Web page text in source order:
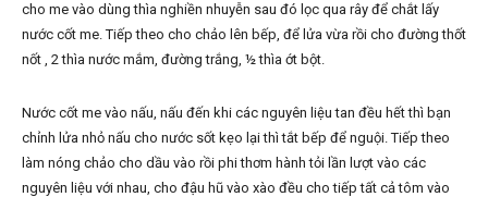
cho me vào dùng thìa nghiền nhuyễn sau đó lọc qua rây để chắt lấy
nước cốt me. Tiếp theo cho chảo lên bếp, để lửa vừa rồi cho đường thốt
nốt , 2 thìa nước mắm, đường trắng, ½ thìa ớt bột.
Nước cốt me vào nấu, nấu đến khi các nguyên liệu tan đều hết thì bạn
chỉnh lửa nhỏ nấu cho nước sốt kẹo lại thì tắt bếp để nguội. Tiếp theo
làm nóng chảo cho dầu vào rồi phi thơm hành tỏi lần lượt vào các
nguyên liệu với nhau, cho đậu hũ vào xào đều cho tiếp tất cả tôm vào